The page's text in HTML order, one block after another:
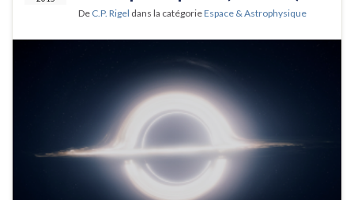
De C.P. Rigel dans la catégorieEspace & Astrophysique